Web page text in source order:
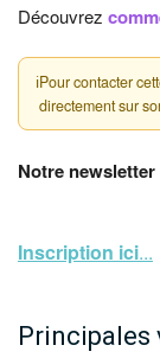
Découvrez
ℹPour contacter
directement sur
Notre newsletter
Inscription ici...
Principales